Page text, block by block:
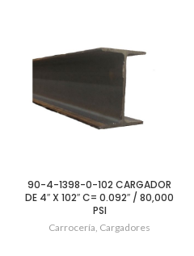
90-4-1398-0-102 CARGADOR
DE 4″ X 102″ C= 0.092″ / 80,000
PSI
Carrocería, Cargadores